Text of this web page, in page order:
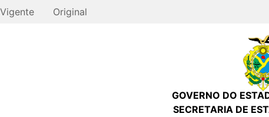
Vigente Original
GOVERNO DO
SECRETARIA DE